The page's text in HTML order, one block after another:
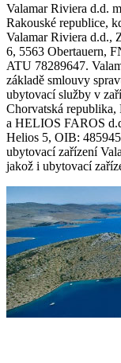
Valamar Riviera d.d.
Rakouské republice,
Valamar Riviera d.d.,
6, 5563 Obertauern,
ATU 78289647.
základě smlouvy
ubytovací služby v
Chorvatská
a HELIOS FAROS
Helios 5, OIB:
ubytovací zařízení
jakož i ubytovací